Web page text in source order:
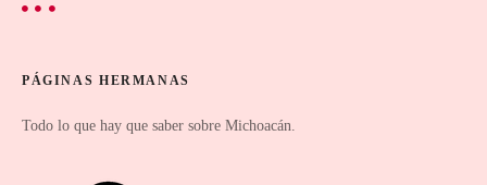
PÁGINAS HERMANAS
Todo lo que hay que saber sobre Michoacán.